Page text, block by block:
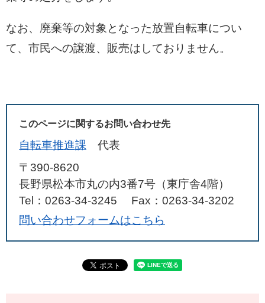
なお、廃棄等の対象となった放置自転車につい
て、市民への譲渡、販売はしておりません。
このページに関するお問い合わせ先
自転車推進課
代表
〒390-8620
長野県松本市丸の内3番7号（東庁舎4階）
Tel：0263-34-3245
Fax：0263-34-3202
問い合わせフォームはこちら